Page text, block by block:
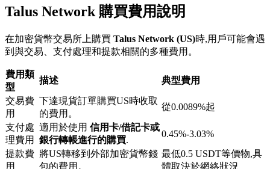
輕鬆獲得多重福利
Talus Network 購買費用說明
在加密貨幣交易所上購買 Talus Network (US)時,用戶可能會遇
到與交易、支付處理和提款相關的多種費用。
費用類
型
描述
典型費用
交易費
用
下達現貨訂單購買US時收取
的費用。
從0.0089%起
支付處
理費用
適用於使用 信用卡/借記卡或
銀行轉帳進行的購買.
0.45%-3.03%
提款費
用
將US轉移到外部加密貨幣錢
包的費用。
最低0.5 USDT等價物,具
體取決於網絡狀況